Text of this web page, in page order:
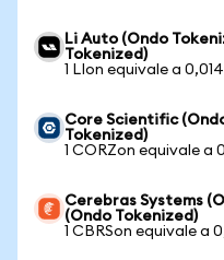
Li Auto (Ondo
Tokenized)
1 LIon equivale a
Core Scientific
Tokenized)
1 CORZon equivale a
Cerebras Systems
(Ondo Tokenized)
1 CBRSon equivale a